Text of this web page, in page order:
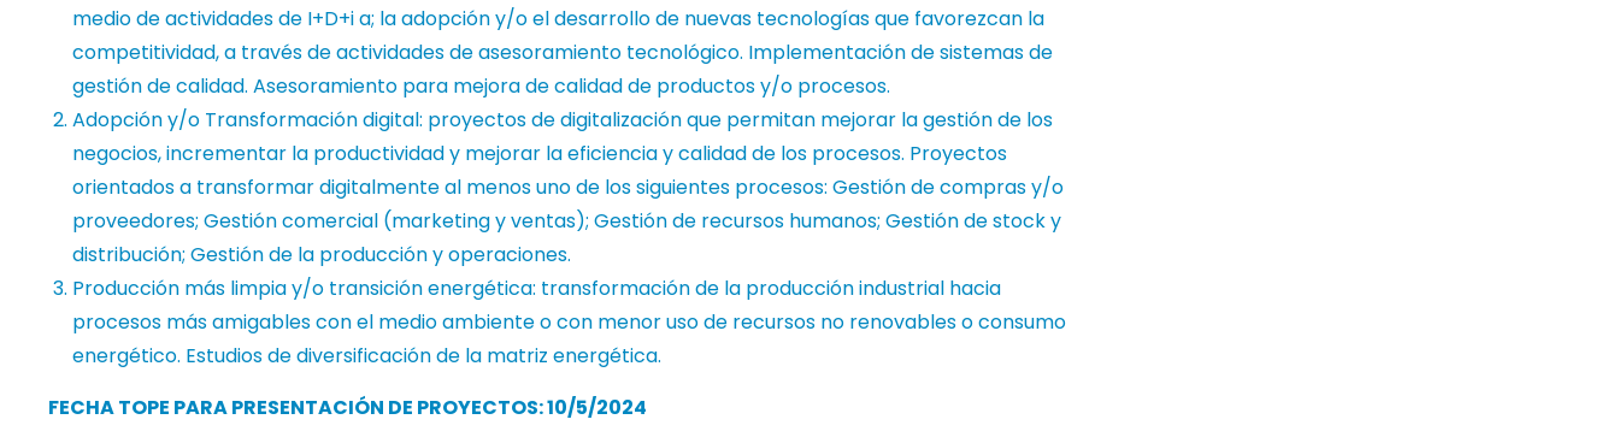
medio de actividades de I+D+i a; la adopción y/o el desarrollo de nuevas tecnologías que favorezcan la
competitividad, a través de actividades de asesoramiento tecnológico. Implementación de sistemas de
gestión de calidad. Asesoramiento para mejora de calidad de productos y/o procesos.
Adopción y/o Transformación digital: proyectos de digitalización que permitan mejorar la gestión de los
negocios, incrementar la productividad y mejorar la eficiencia y calidad de los procesos. Proyectos
orientados a transformar digitalmente al menos uno de los siguientes procesos: Gestión de compras y/o
proveedores; Gestión comercial (marketing y ventas); Gestión de recursos humanos; Gestión de stock y
distribución; Gestión de la producción y operaciones.
Producción más limpia y/o transición energética: transformación de la producción industrial hacia
procesos más amigables con el medio ambiente o con menor uso de recursos no renovables o consumo
energético. Estudios de diversificación de la matriz energética.
FECHA TOPE PARA PRESENTACIÓN DE PROYECTOS: 10/5/2024